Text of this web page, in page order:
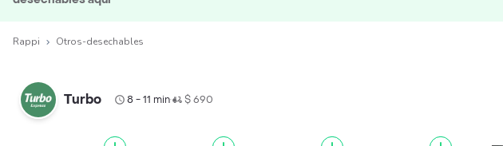
Rappi Otros-desechables
Turbo 8 - 11 min• $ 690